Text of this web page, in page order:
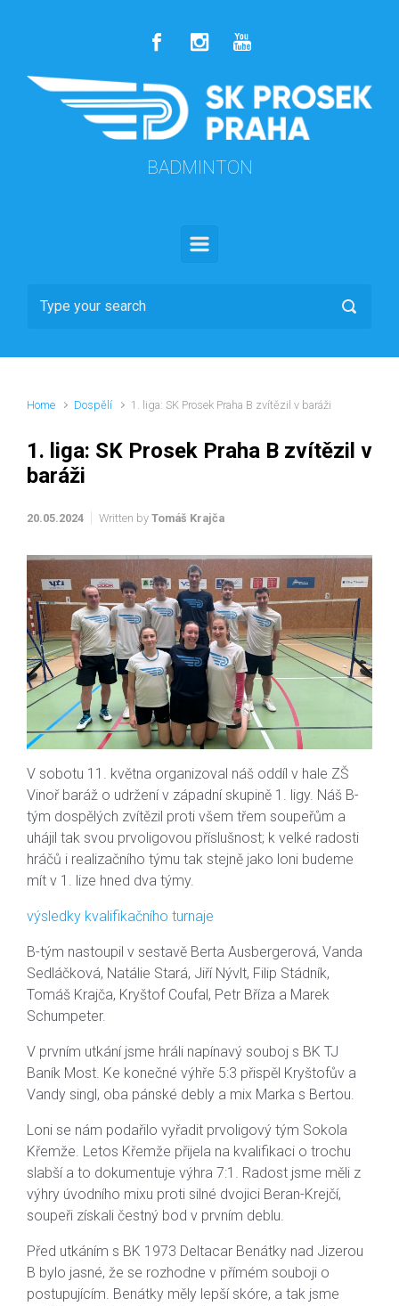
BADMINTON
Home Dospělí 1. liga: SK Prosek Praha B zvítězil v baráži
1. liga: SK Prosek Praha B zvítězil v
baráži
20.05.2024 Written by Tomáš Krajča
V sobotu 11. května organizoval náš oddíl v hale ZŠ
Vinoř baráž o udržení v západní skupině 1. ligy. Náš B-
tým dospělých zvítězil proti všem třem soupeřům a
uhájil tak svou prvoligovou příslušnost; k velké radosti
hráčů i realizačního týmu tak stejně jako loni budeme
mít v 1. lize hned dva týmy.
výsledky kvalifikačního turnaje
B-tým nastoupil v sestavě Berta Ausbergerová, Vanda
Sedláčková, Natálie Stará, Jiří Nývlt, Filip Stádník,
Tomáš Krajča, Kryštof Coufal, Petr Bříza a Marek
Schumpeter.
V prvním utkání jsme hráli napínavý souboj s BK TJ
Baník Most. Ke konečné výhře 5:3 přispěl Kryštofův a
Vandy singl, oba pánské debly a mix Marka s Bertou.
Loni se nám podařilo vyřadit prvoligový tým Sokola
Křemže. Letos Křemže přijela na kvalifikaci o trochu
slabší a to dokumentuje výhra 7:1. Radost jsme měli z
výhry úvodního mixu proti silné dvojici Beran-Krejčí,
soupeři získali čestný bod v prvním deblu.
Před utkáním s BK 1973 Deltacar Benátky nad Jizerou
B bylo jasné, že se rozhodne v přímém souboji o
postupujícím. Benátky měly lepší skóre, a tak jsme